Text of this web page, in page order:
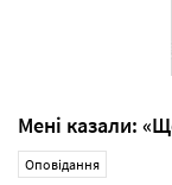
Мені казали:
Оповідання